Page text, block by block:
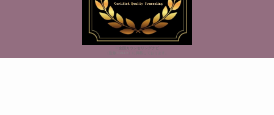
全国カウンセリングナビ